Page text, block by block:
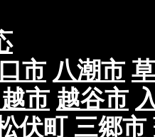
市 八潮市
市 越谷市
伏町 三郷市